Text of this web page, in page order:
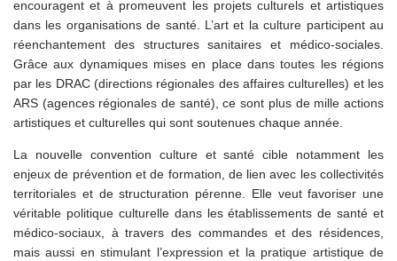
encouragent et à promeuvent les projets culturels et artistiques
dans les organisations de santé. L’art et la culture participent au
réenchantement des structures sanitaires et médico-sociales.
Grâce aux dynamiques mises en place dans toutes les régions
par les DRAC (directions régionales des affaires culturelles) et les
ARS (agences régionales de santé), ce sont plus de mille actions
artistiques et culturelles qui sont soutenues chaque année.
La nouvelle convention culture et santé cible notamment les
enjeux de prévention et de formation, de lien avec les collectivités
territoriales et de structuration pérenne. Elle veut favoriser une
véritable politique culturelle dans les établissements de santé et
médico-sociaux, à travers des commandes et des résidences,
mais aussi en stimulant l’expression et la pratique artistique de